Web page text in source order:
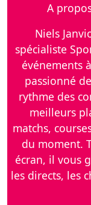
A
Niels
spécialiste
événements
passionné
rythme des
meilleurs
matchs,
du moment.
écran, il vous
les directs, les